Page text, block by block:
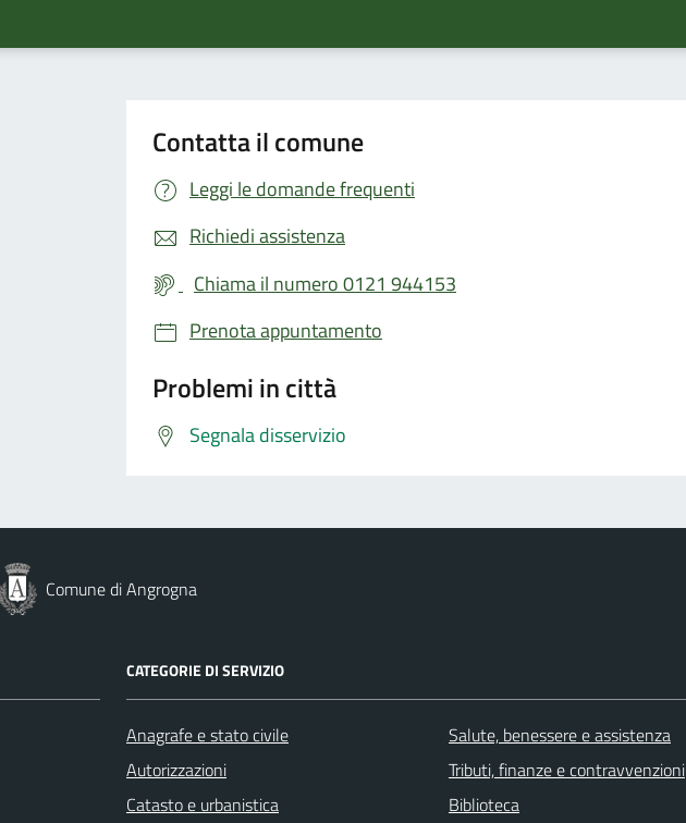
Contatta il comune
Leggi le domande frequenti
Richiedi assistenza
Chiama il numero 0121 944153
Prenota appuntamento
Problemi in città
Segnala disservizio
Comune di Angrogna
CATEGORIE DI SERVIZIO
Anagrafe e stato civile
Autorizzazioni
Catasto e urbanistica
Salute, benessere e assistenza
Tributi, finanze e contravvenzioni
Biblioteca